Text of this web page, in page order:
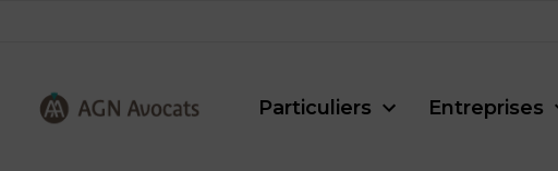
Particuliers Entreprises